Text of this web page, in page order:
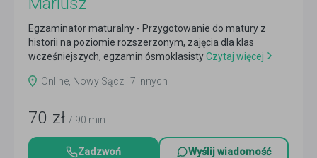
Egzaminator maturalny - Przygotowanie do matury z
historii na poziomie rozszerzonym, zajęcia dla klas
wcześniejszych, egzamin ósmoklasistyCzytaj więcej
Online, Nowy Sącz i 7 innych
70 zł / 90 min
Zadzwoń Wyślij wiadomość